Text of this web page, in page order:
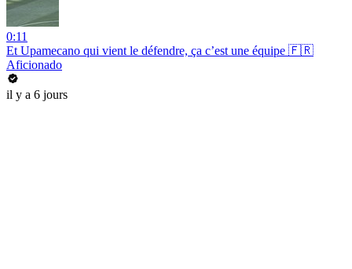
0:11
Et Upamecano qui vient le défendre, ça c’est une équipe 🇫🇷
Aficionado
il y a 6 jours